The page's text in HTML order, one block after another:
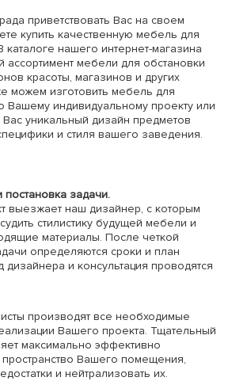
приветствовать Вас на своем
купить качественную мебель для
нашего интернет-магазина
мебели для обстановки
красоты, магазинов и других
можем изготовить мебель для
Вашему индивидуальному проекту или
уникальный дизайн предметов
и стиля вашего заведения.
задачи.
выезжает наш дизайнер, с которым
стилистику будущей мебели и
материалы. После четкой
определяются сроки и план
и консультация проводятся
производят все необходимые
Вашего проекта. Тщательный
максимально эффективно
пространство Вашего помещения,
и нейтрализовать их.